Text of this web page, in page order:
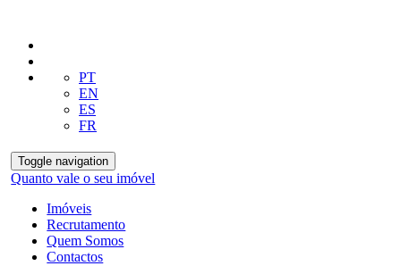
PT
EN
ES
FR
Toggle navigation
Quanto vale o seu imóvel
Imóveis
Recrutamento
Quem Somos
Contactos